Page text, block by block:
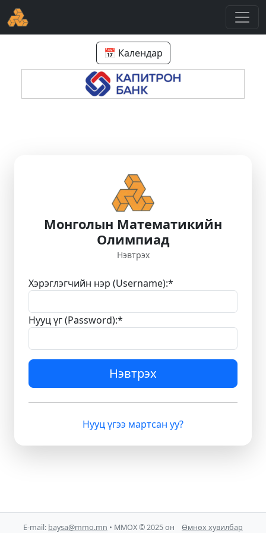
📅 Календар
Монголын Математикийн
Олимпиад
Нэвтрэх
Хэрэглэгчийн нэр (Username):*
Нууц үг (Password):*
Нэвтрэх
Нууц үгээ мартсан уу?
E-mail: baysa@mmo.mn • ММОХ © 2025 он Өмнөх хувилбар